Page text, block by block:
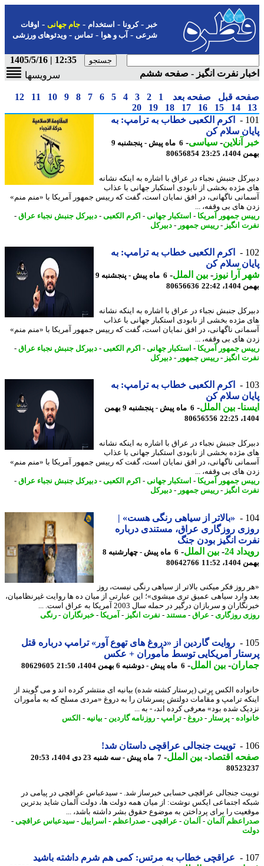
-کرونا-استخدام- جام جهانی-اوقات
شرعی-آب و هوا-تماس-ویدئوهای ورزشی
12:35 | 1405/5/16
نفرت انگیز - صفحه ششم
سرویسها
قبل صفحه بعد 1
2
3
4
5
6
7
8
9
10
11
12
14
15
16
17
18
19
20
اکرم الکعبی خطاب به ترامپ: به
سلام کن
آنلاین-سیاسی-
6 ماه پیش - پنجشنبه 9
23:25
80656854
جنبش نجباء در عراق با اشاره به اینکه نشانه
مژده بخشی از نابودی استکبار جهانی با عذاب
ناگهانی، در افق نمایان است، گفت که رییس جمهور آمریکا با «منم منم»
های بی وقفه، ...
جمهور آمریکا- استکبار جهانی-اکرم الکعبی-دبیرکل جنبش نجباء عراق-
انگیز -رییس جمهور-دبیرکل
اکرم الکعبی خطاب به ترامپ: به
سلام کن
آرا نیوز-بین الملل-
6 ماه پیش - پنجشنبه 9
22:42
80656636
جنبش نجباء در عراق با اشاره به اینکه نشانه
مژده بخشی از نابودی استکبار جهانی با عذاب
ناگهانی، در افق نمایان است، گفت که رییس جمهور آمریکا با «منم منم»
های بی وقفه، ...
جمهور آمریکا- استکبار جهانی-اکرم الکعبی-دبیرکل جنبش نجباء عراق-
انگیز -رییس جمهور-دبیرکل
اکرم الکعبی خطاب به ترامپ: به
سلام کن
-بین الملل-
6 ماه پیش - پنجشنبه 9 بهمن
80656556
جنبش نجباء در عراق با اشاره به اینکه نشانه
مژده بخشی از نابودی استکبار جهانی با عذاب
ناگهانی، در افق نمایان است، گفت که رییس جمهور آمریکا با «منم منم»
های بی وقفه، ...
جمهور آمریکا- استکبار جهانی-اکرم الکعبی-دبیرکل جنبش نجباء عراق-
انگیز -رییس جمهور-دبیرکل
«بالاتر از سیاهی رنگی هست» |
روزگاری عراق، مستندی درباره
انگیز بودن جنگ
24
-بین الملل-
6 ماه پیش - چهارشنبه 8
11:52
80642766
روز فکر میکنی بالاتر از سیاهی رنگی نیست، روز
وارد سیاهی عمیق تری میشوی»؛ این عبارتی از میان ده ها روایت غیرنظامیان،
و سربازان درگیر در حمله سال 2003 آمریکا به عراق است. ...
روزگاری- عراق- مستند-نفرت انگیز -آمریکا- خبرنگاران- رنگی
روایت گاردین از «دروغ های تهوع آور» ترامپ درباره قتل
آمریکایی توسط مأموران + عکس
- بین الملل-6 ماه پیش - دوشنبه 6 بهمن 1404، 21:50 80629605
الکس پِرِتی (پرستار کشته شده) بیانیه ای منتشر کرده اند و می گویند از
ترامپ و مقامات دولتش پسرشان را به دروغ «مردی مسلح که به مأموران
شده بود» معرفی کرده اند، - به ...
- پرستار-دروغ- ترامپ -روزنامه گاردین -بیانیه-الکس
توییت جنجالی عراقچی داستان شد!
اقتصاد-بین الملل-7 ماه پیش - سه شنبه 23 دی 1404، 20:53
جنجالی عراقچی حسابی خبرساز شد. - سیدعباس عراقچی در پیامی در
اجتماعی ایکس نوشت: از میان همه دولت ها، دولت آلمان شاید بدترین
را برای پرداختن به موضوع حقوق بشر داشته باشد، ...
آلمان-آلمان-عراقچی-صدراعظم-اسراییل -سیدعباس عراقچی-
عراقچی خطاب به مرتس: کمی هم شرم داشته باشید